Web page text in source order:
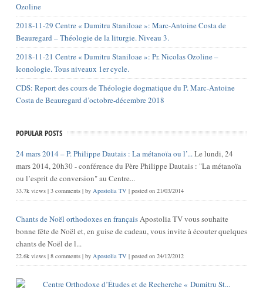
Ozoline
2018-11-29 Centre « Dumitru Staniloae »: Marc-Antoine Costa de
Beauregard – Théologie de la liturgie. Niveau 3.
2018-11-21 Centre « Dumitru Staniloae »: Pr. Nicolas Ozoline –
Iconologie. Tous niveaux 1er cycle.
CDS: Report des cours de Théologie dogmatique du P. Marc-Antoine
Costa de Beauregard d’octobre-décembre 2018
POPULAR POSTS
24 mars 2014 – P. Philippe Dautais : La métanoïa ou l’...Le lundi, 24
mars 2014, 20h30 - conférence du Père Philippe Dautais : "La métanoïa
ou l’esprit de conversion" au Centre...
33.7k views| 3 comments| by Apostolia TV | posted on 21/03/2014
Chants de Noël orthodoxes en françaisApostolia TV vous souhaite
bonne fête de Noël et, en guise de cadeau, vous invite à écouter quelques
chants de Noël de l...
22.6k views| 8 comments| by Apostolia TV | posted on 24/12/2012
Centre Orthodoxe d’Études et de Recherche « Dumitru St...